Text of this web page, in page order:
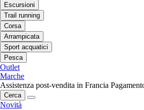
Escursioni
Trail running
Corsa
Arrampicata
Sport acquatici
Pesca
Outlet
Marche
Assistenza post-vendita in Francia
Cerca
Novità